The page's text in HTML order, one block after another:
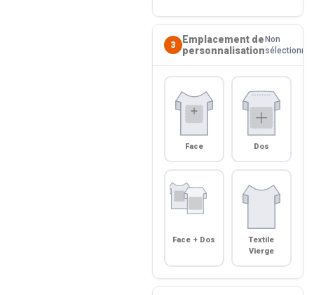
3
Emplacement de
personnalisation
Non
sélectionné
Face Dos
Face + Dos
Textile
Vierge